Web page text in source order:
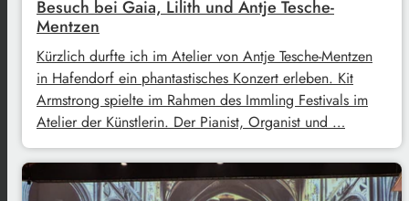
Besuch bei Gaia, Lilith und Antje Tesche-
Mentzen
Kürzlich durfte ich im Atelier von Antje Tesche-Mentzen
in Hafendorf ein phantastisches Konzert erleben. Kit
Armstrong spielte im Rahmen des Immling Festivals im
Atelier der Künstlerin. Der Pianist, Organist und …